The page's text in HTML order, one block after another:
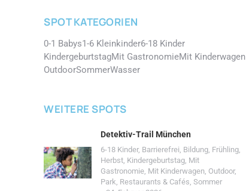
SPOT KATEGORIEN
0-1 Babys1-6 Kleinkinder6-18 Kinder
KindergeburtstagMit GastronomieMit Kinderwagen
OutdoorSommerWasser
WEITERE SPOTS
Detektiv-Trail München
6-18 Kinder, Barrierefrei, Bildung, Frühling,
Herbst, Kindergeburtstag, Mit
Gastronomie, Mit Kinderwagen, Outdoor,
Park, Restaurants & Cafés, Sommer